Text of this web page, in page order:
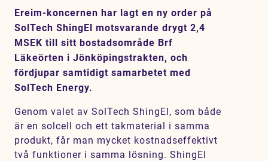
Karriär
Jobb
Referensprojekt
Investerare
Hållbarhet
Ereim-koncernen har lagt en ny order på
SolTech ShingEl motsvarande drygt 2,4
MSEK till sitt bostadsområde Brf
Läkeörten i Jönköpingstrakten, och
fördjupar samtidigt samarbetet med
SolTech Energy.
Genom valet av SolTech ShingEl, som både
är en solcell och ett takmaterial i samma
produkt, får man mycket kostnadseffektivt
två funktioner i samma lösning. ShingEl